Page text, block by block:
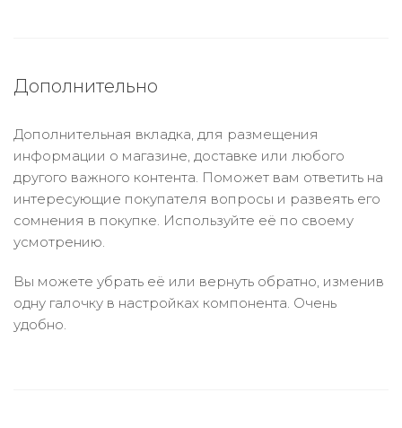
Дополнительно
Дополнительная вкладка, для размещения
информации о магазине, доставке или любого
другого важного контента. Поможет вам ответить на
интересующие покупателя вопросы и развеять его
сомнения в покупке. Используйте её по своему
усмотрению.
Вы можете убрать её или вернуть обратно, изменив
одну галочку в настройках компонента. Очень
удобно.